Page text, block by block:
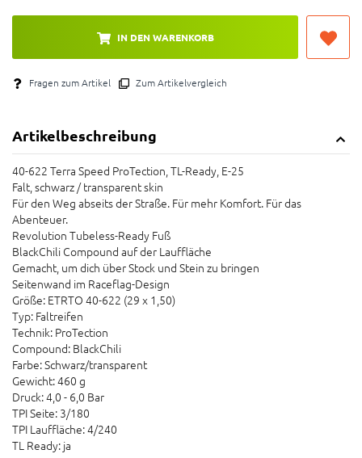
IN DEN WARENKORB
Fragen zum Artikel Zum Artikelvergleich
Artikelbeschreibung
40-622 Terra Speed ProTection, TL-Ready, E-25
Falt, schwarz / transparent skin
Für den Weg abseits der Straße. Für mehr Komfort. Für das
Abenteuer.
Revolution Tubeless-Ready Fuß
BlackChili Compound auf der Lauffläche
Gemacht, um dich über Stock und Stein zu bringen
Seitenwand im Raceflag-Design
Größe: ETRTO 40-622 (29 x 1,50)
Typ: Faltreifen
Technik: ProTection
Compound: BlackChili
Farbe: Schwarz/transparent
Gewicht: 460 g
Druck: 4,0 - 6,0 Bar
TPI Seite: 3/180
TPI Lauffläche: 4/240
TL Ready: ja